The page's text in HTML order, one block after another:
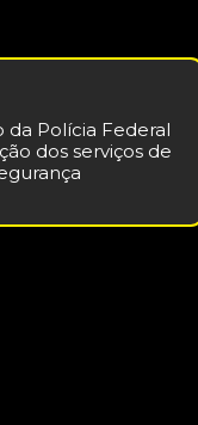
da Polícia Federal
dos serviços de